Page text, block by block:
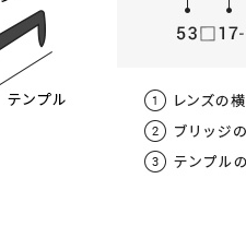
取扱度数
（通常用）の日本人の平均値